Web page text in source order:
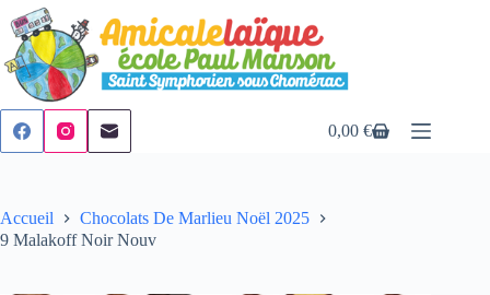
Passer
au
contenu
Panier
0,00€
Accueil
Chocolats De Marlieu Noël 2025
9 Malakoff Noir Nouv